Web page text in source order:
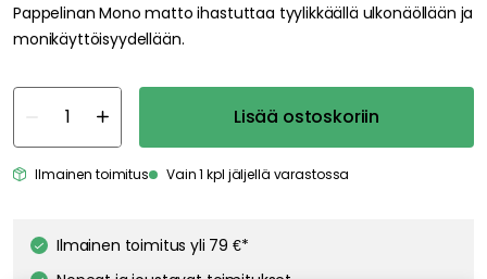
Pappelinan Mono matto ihastuttaa tyylikkäällä ulkonäöllään ja
monikäyttöisyydellään.
Lisää ostoskoriin
Ilmainen toimitus Vain 1 kpl jäljellä varastossa
Ilmainen toimitus yli 79 €*